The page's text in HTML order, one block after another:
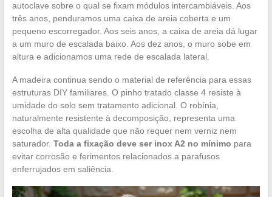
autoclave sobre o qual se fixam módulos intercambiáveis. Aos
três anos, penduramos uma caixa de areia coberta e um
pequeno escorregador. Aos seis anos, a caixa de areia dá lugar
a um muro de escalada baixo. Aos dez anos, o muro sobe em
altura e adicionamos uma rede de escalada lateral.
A madeira continua sendo o material de referência para essas
estruturas DIY familiares. O pinho tratado classe 4 resiste à
umidade do solo sem tratamento adicional. O robínia,
naturalmente resistente à decomposição, representa uma
escolha de alta qualidade que não requer nem verniz nem
saturador. Toda a fixação deve ser inox A2 no mínimo para
evitar corrosão e ferimentos relacionados a parafusos
enferrujados em saliência.